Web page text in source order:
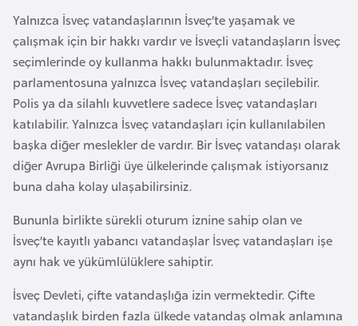
Yalnızca İsveç vatandaşlarının İsveç’te yaşamak ve
çalışmak için bir hakkı vardır ve İsveçli vatandaşların İsveç
seçimlerinde oy kullanma hakkı bulunmaktadır. İsveç
parlamentosuna yalnızca İsveç vatandaşları seçilebilir.
Polis ya da silahlı kuvvetlere sadece İsveç vatandaşları
katılabilir. Yalnızca İsveç vatandaşları için kullanılabilen
başka diğer meslekler de vardır. Bir İsveç vatandaşı olarak
diğer Avrupa Birliği üye ülkelerinde çalışmak istiyorsanız
buna daha kolay ulaşabilirsiniz.
Bununla birlikte sürekli oturum iznine sahip olan ve
İsveç’te kayıtlı yabancı vatandaşlar İsveç vatandaşları işe
aynı hak ve yükümlülüklere sahiptir.
İsveç Devleti, çifte vatandaşlığa izin vermektedir. Çifte
vatandaşlık birden fazla ülkede vatandaş olmak anlamına
r
b
a
y
c
a
n
B
h
r
e
n